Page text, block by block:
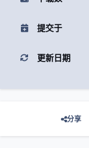
提交于
更新日期
分享